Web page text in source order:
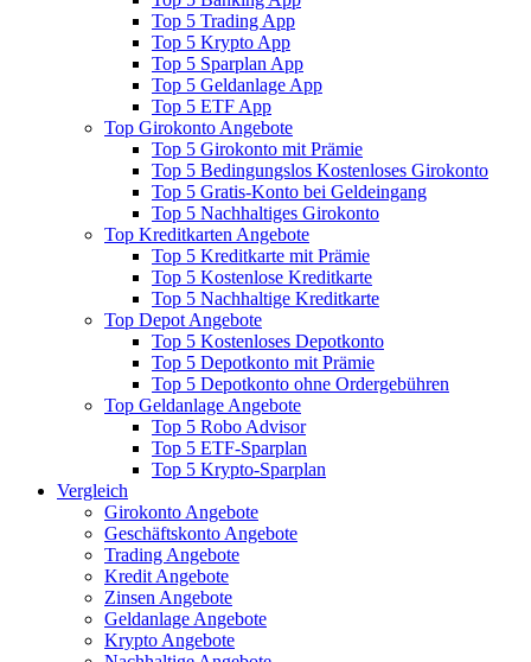
Top 5 Trading App
Top 5 Krypto App
Top 5 Sparplan App
Top 5 Geldanlage App
Top 5 ETF App
Top Girokonto Angebote
Top 5 Girokonto mit Prämie
Top 5 Bedingungslos Kostenloses Girokonto
Top 5 Gratis-Konto bei Geldeingang
Top 5 Nachhaltiges Girokonto
Top Kreditkarten Angebote
Top 5 Kreditkarte mit Prämie
Top 5 Kostenlose Kreditkarte
Top 5 Nachhaltige Kreditkarte
Top Depot Angebote
Top 5 Kostenloses Depotkonto
Top 5 Depotkonto mit Prämie
Top 5 Depotkonto ohne Ordergebühren
Top Geldanlage Angebote
Top 5 Robo Advisor
Top 5 ETF-Sparplan
Top 5 Krypto-Sparplan
Vergleich
Girokonto Angebote
Geschäftskonto Angebote
Trading Angebote
Kredit Angebote
Zinsen Angebote
Geldanlage Angebote
Krypto Angebote